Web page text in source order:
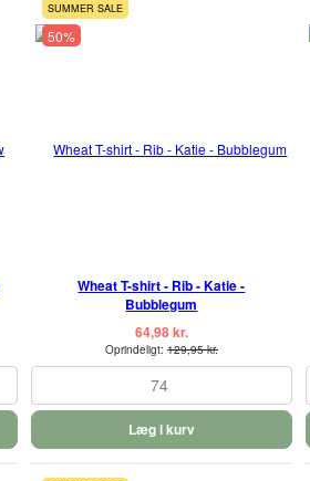
SUMMER SALE
50%
Wheat T-shirt - Rib - Katie -
Bubblegum
64,98 kr.
Oprindeligt: 129,95 kr.
74
Læg i kurv